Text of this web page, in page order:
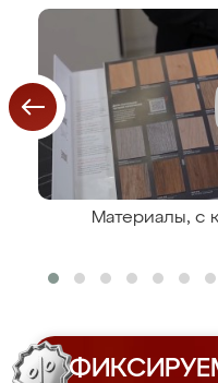
Материалы, с